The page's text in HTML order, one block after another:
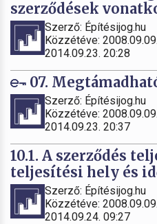
szerződések
Szerző: Építésijog.hu
Közzétéve:
2014.09.23. 20:28
07.
Szerző: Építésijog.hu
Közzétéve:
2014.09.23. 20:37
10.1. A szerződés
teljesítési hely és
Szerző: Építésijog.hu
Közzétéve:
2014.09.24. 09:27